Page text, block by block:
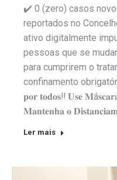
✔️ 0 (zero) casos
reportados no
ativo digitalmente
pessoas que se
para cumprirem o
confinamento
𝐩𝐨𝐫 𝐭𝐨𝐝𝐨𝐬‼️ 𝐔𝐬𝐞
𝐌𝐚𝐧𝐭𝐞𝐧𝐡𝐚 𝐨
Ler mais